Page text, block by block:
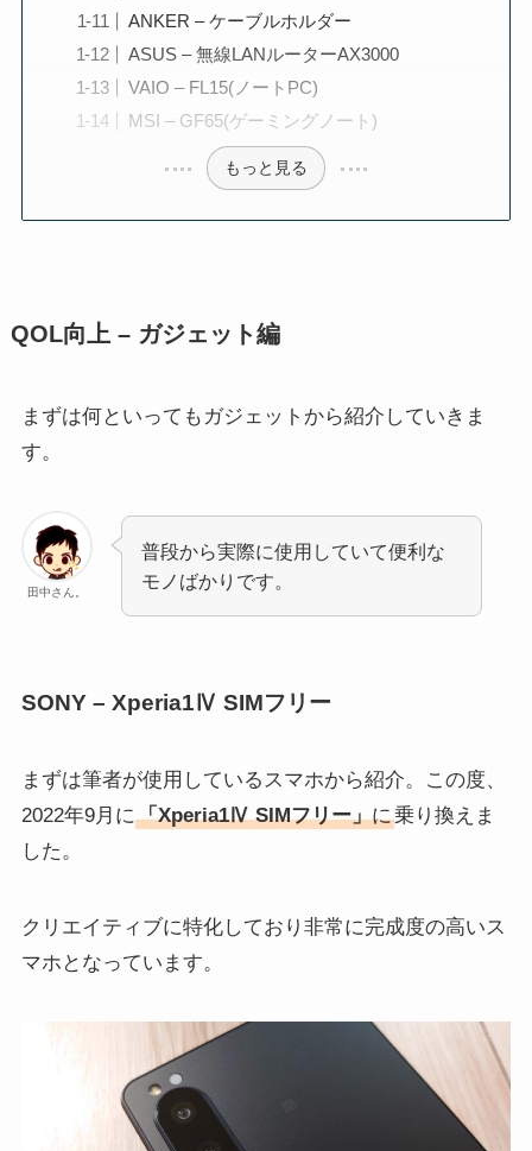
ANKER – ケーブルホルダー
ASUS – 無線LANルーターAX3000
VAIO – FL15(ノートPC)
MSI – GF65(ゲーミングノート)
もっと見る
QOL向上 – ガジェット編
まずは何といってもガジェットから紹介していきま
す。
田中さん。
普段から実際に使用していて便利な
モノばかりです。
SONY – Xperia1Ⅳ SIMフリー
まずは筆者が使用しているスマホから紹介。この度、
2022年9月に「Xperia1Ⅳ SIMフリー」に乗り換えま
した。
クリエイティブに特化しており非常に完成度の高いス
マホとなっています。